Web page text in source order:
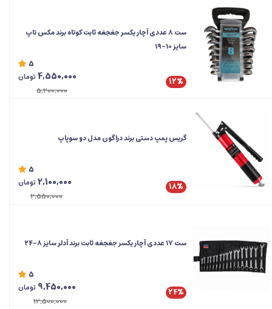
ست ۸ عددی آچار یکسر جغجغه ثابت کوتاه برند مکس تاپ
سایز ۱۰-۱۹
5
12%
4,550,000تومان
5,200,000
گریس پمپ دستی برند دراگون مدل دو سوپاپ
5
18%
2,100,000تومان
2,550,000
ست 17 عددی آچار یکسر جغجغه ثابت برند آدلر سایز ۸-۲۴
5
24%
9,450,000 تومان
12,500,000